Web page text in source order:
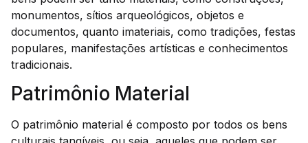
monumentos, sítios arqueológicos, objetos e
documentos, quanto imateriais, como tradições, festas
populares, manifestações artísticas e conhecimentos
tradicionais.
Patrimônio Material
O patrimônio material é composto por todos os bens